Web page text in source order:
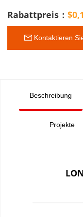
Rabattpreis： $
Kontaktieren
Beschreibung
Projekte